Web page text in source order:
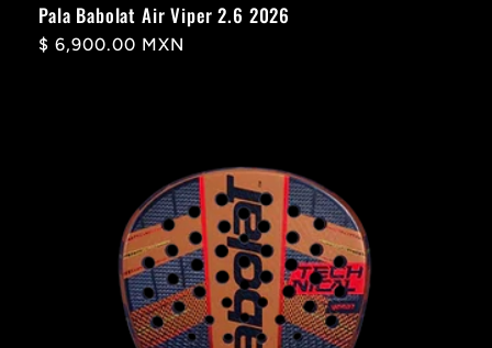
Pala Babolat Air Viper 2.6 2026
Precio
$ 6,900.00 MXN